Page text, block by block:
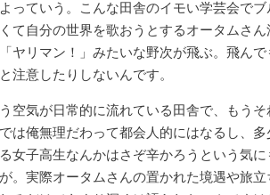
っていう。こんな田舎のイモい学芸会でブ
て自分の世界を歌おうとするオータムさ
ヤリマン！」みたいな野次が飛ぶ。飛ん
注意したりしないんです。
空気が日常的に流れている田舎で、もう
は俺無理だわって都会人的にはなるし、
女子高生なんかはさぞ辛かろうという気
。実際オータムさんの置かれた境遇や旅